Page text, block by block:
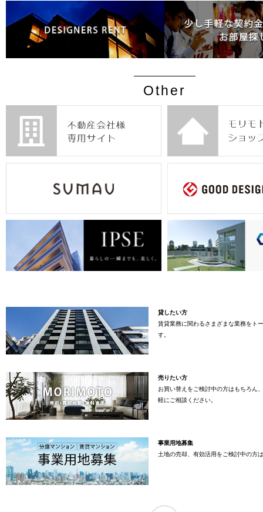
Other
貸したい方
賃貸業務に関わるさまざまな業務をト
す。
売りたい方
お買い替えをご検討中の方はもちろん
軽にご相談ください。
事業用地募集
土地の売却、有効活用をご検討中の方